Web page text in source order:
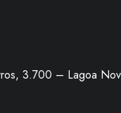
3.700 – Lagoa